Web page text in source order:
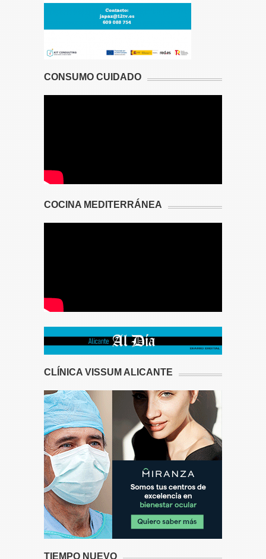
CONSUMO CUIDADO
COCINA MEDITERRÁNEA
CLÍNICA VISSUM ALICANTE
TIEMPO NUEVO